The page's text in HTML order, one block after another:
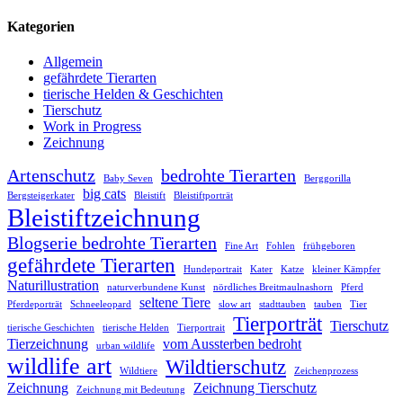
Kategorien
Allgemein
gefährdete Tierarten
tierische Helden & Geschichten
Tierschutz
Work in Progress
Zeichnung
Artenschutz Baby Seven bedrohte Tierarten
Berggorilla
Bergsteigerkater
big cats Bleistift Bleistiftporträt
Bleistiftzeichnung
Blogserie bedrohte Tierarten Fine Art Fohlen frühgeboren
gefährdete Tierarten Hundeportrait Kater Katze kleiner Kämpfer
Naturillustration naturverbundene Kunst nördliches Breitmaulnashorn
Pferd
Pferdeporträt
Schneeleopard seltene Tiere slow art stadttauben tauben Tier
tierische Geschichten tierische Helden Tierportrait Tierporträt Tierschutz
Tierzeichnung
urban wildlife vom Aussterben bedroht
wildlife art Wildtiere Wildtierschutz Zeichenprozess
Zeichnung Zeichnung mit Bedeutung Zeichnung Tierschutz